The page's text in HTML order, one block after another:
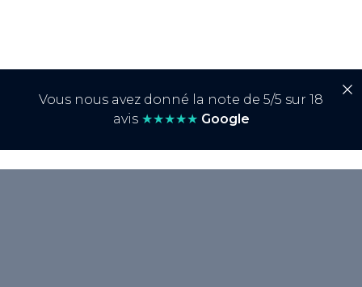
Vous nous avez donné la note de 5/5 sur 18
avis ★★★★★ Google